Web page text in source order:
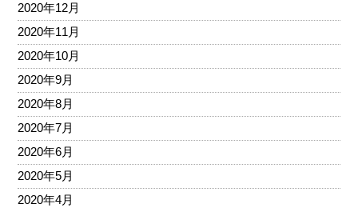
2020年12月
2020年11月
2020年10月
2020年9月
2020年8月
2020年7月
2020年6月
2020年5月
2020年4月